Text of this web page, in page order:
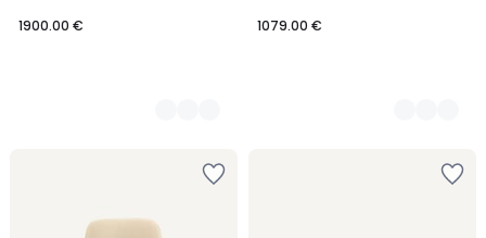
1900.00 €
1079.00 €